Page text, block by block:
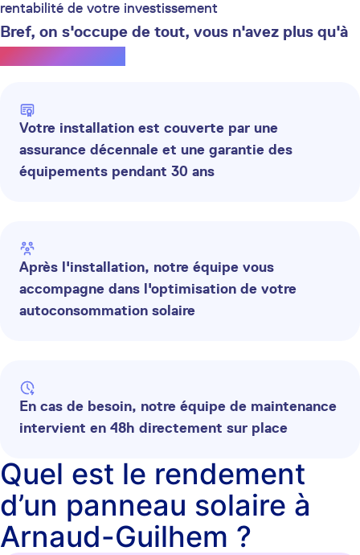
rentabilité de votre investissement
Bref, on s'occupe de tout, vous n'avez plus qu'à
profiter du soleil.
Votre installation est couverte par une
assurance décennale et une garantie des
équipements pendant 30 ans
Après l'installation, notre équipe vous
accompagne dans l'optimisation de votre
autoconsommation solaire
En cas de besoin, notre équipe de maintenance
intervient en 48h directement sur place
Quel est le rendement
d’un panneau solaire à
Arnaud-Guilhem ?